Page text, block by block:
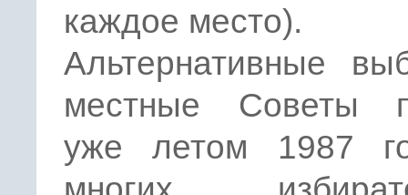
каждое место).
Альтернативные
местные Советы
уже летом 1987